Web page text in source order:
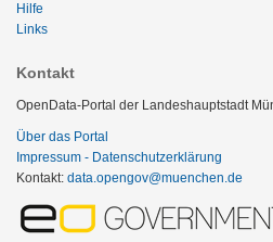
Hilfe
Links
Kontakt
OpenData-Portal der Landeshauptstadt
Über das Portal
Impressum - Datenschutzerklärung
Kontakt: data.opengov@muenchen.de